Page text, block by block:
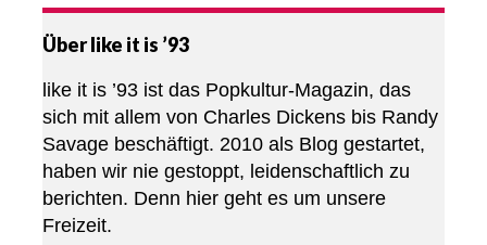
Über like it is ’93
like it is ’93 ist das Popkultur-Magazin, das
sich mit allem von Charles Dickens bis Randy
Savage beschäftigt. 2010 als Blog gestartet,
haben wir nie gestoppt, leidenschaftlich zu
berichten. Denn hier geht es um unsere
Freizeit.